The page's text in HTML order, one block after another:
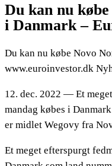
Du kan nu
i Danmark –
Du kan nu købe Novo
www.euroinvestor.dk
12. dec. 2022 — Et
mandag købes i
er midlet Wegovy fra
Et meget efterspurgt